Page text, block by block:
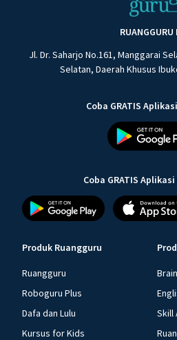
RUANGGURU
Jl. Dr. Saharjo No.161, Manggarai
Selatan, Daerah Khusus
Coba GRATIS
Coba GRATIS
Produk Ruangguru
Ruangguru
Roboguru Plus
Dafa dan Lulu
Kursus for Kids
Skill